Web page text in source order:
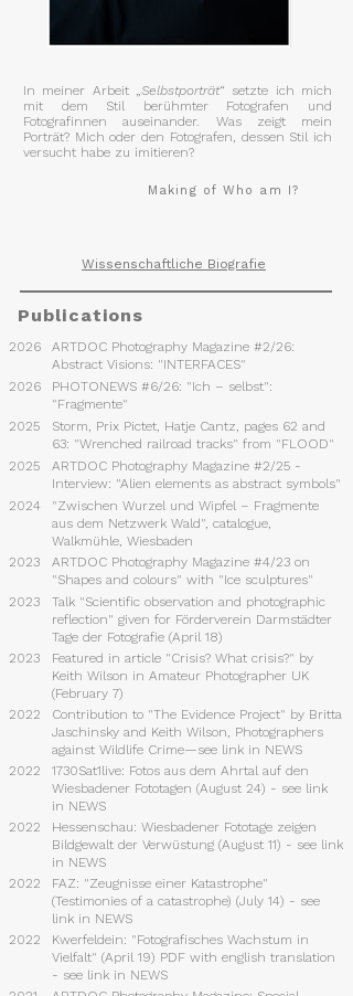
In meiner Arbeit „Selbstporträt“ setzte ich mich
mit dem Stil berühmter Fotografen und
Fotografinnen auseinander. Was zeigt mein
Porträt? Mich oder den Fotografen, dessen Stil ich
versucht habe zu imitieren?
Making of Who am I?
Wissenschaftliche Biografie
Publications
2026
ARTDOC Photography Magazine #2/26:
Abstract Visions: "INTERFACES"
2026
PHOTONEWS #6/26: "Ich – selbst":
"Fragmente"
2025
Storm, Prix Pictet, Hatje Cantz, pages 62 and
63: "Wrenched railroad tracks" from "FLOOD"
2025
ARTDOC Photography Magazine #2/25 -
Interview: "Alien elements as abstract symbols"
2024
"Zwischen Wurzel und Wipfel – Fragmente
aus dem Netzwerk Wald", catalogue,
Walkmühle, Wiesbaden
2023
ARTDOC Photography Magazine #4/23 on
"Shapes and colours" with "Ice sculptures"
2023
Talk "Scientific observation and photographic
reflection" given for Förderverein Darmstädter
Tage der Fotografie (April 18)
2023
Featured in article "Crisis? What crisis?" by
Keith Wilson in Amateur Photographer UK
(February 7)
2022
Contribution to "The Evidence Project" by Britta
Jaschinsky and Keith Wilson, Photographers
against Wildlife Crime—see link in NEWS
2022
1730Sat1live: Fotos aus dem Ahrtal auf den
Wiesbadener Fototagen (August 24) - see link
in NEWS
2022
Hessenschau: Wiesbadener Fototage zeigen
Bildgewalt der Verwüstung (August 11) - see link
in NEWS
2022
FAZ: "Zeugnisse einer Katastrophe"
(Testimonies of a catastrophe) (July 14) - see
link in NEWS
2022
Kwerfeldein: "Fotografisches Wachstum in
Vielfalt" (April 19) PDF with english translation
- see link in NEWS